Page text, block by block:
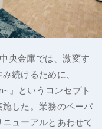
央金庫では、激変す
続けるために、
』というコンセプト
した。業務のペーパ
ューアルとあわせて